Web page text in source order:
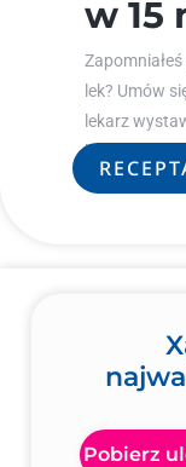
w 15
lek? Umów
lekarz
leczenie.
Pobierz